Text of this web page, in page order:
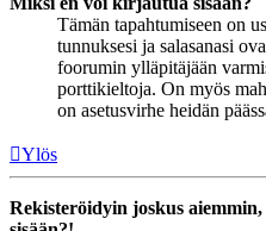
Tämän tapahtumiseen on
tunnuksesi ja salasanasi
foorumin ylläpitäjään
porttikieltoja. On myös
on asetusvirhe heidän
Ylös
Rekisteröidyin joskus